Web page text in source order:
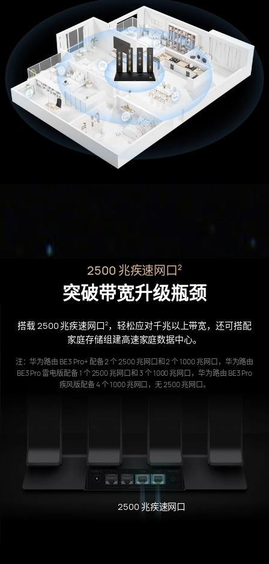
2500 兆疾速网⁠口⁠2
突破带宽升级瓶⁠颈
搭载 2500 兆疾速网口⁠2，轻松应对千兆以上带宽，还可搭配
家庭存储组建高速家庭数据中⁠心⁠。
注：华为路由 BE3 Pro+ 配备2 个2500 兆网口和2 个1000 兆网口，华为路由
BE3 Pro 雷电版配备1 个2500 兆网口和3 个1000 兆网口，华为路由 BE3 Pro
疾风版配备4 个1000 兆网口，无 2500 兆网⁠口⁠。
2500 兆疾速网口